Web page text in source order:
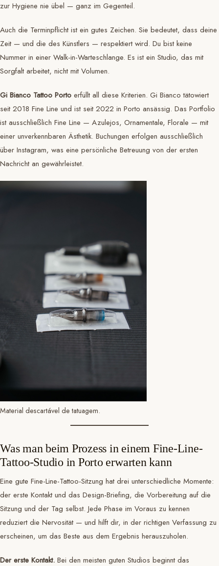
zur Hygiene nie übel — ganz im Gegenteil.
Auch die Terminpflicht ist ein gutes Zeichen. Sie bedeutet, dass deine
Zeit — und die des Künstlers — respektiert wird. Du bist keine
Nummer in einer Walk-in-Warteschlange. Es ist ein Studio, das mit
Sorgfalt arbeitet, nicht mit Volumen.
Gi Bianco Tattoo Porto erfüllt all diese Kriterien. Gi Bianco tätowiert
seit 2018 Fine Line und ist seit 2022 in Porto ansässig. Das Portfolio
ist ausschließlich Fine Line — Azulejos, Ornamentale, Florale — mit
einer unverkennbaren Ästhetik. Buchungen erfolgen ausschließlich
über Instagram, was eine persönliche Betreuung von der ersten
Nachricht an gewährleistet.
Material descartável de tatuagem.
Was man beim Prozess in einem Fine-Line-
Tattoo-Studio in Porto erwarten kann
Eine gute Fine-Line-Tattoo-Sitzung hat drei unterschiedliche Momente:
der erste Kontakt und das Design-Briefing, die Vorbereitung auf die
Sitzung und der Tag selbst. Jede Phase im Voraus zu kennen
reduziert die Nervosität — und hilft dir, in der richtigen Verfassung zu
erscheinen, um das Beste aus dem Ergebnis herauszuholen.
Der erste Kontakt. Bei den meisten guten Studios beginnt das